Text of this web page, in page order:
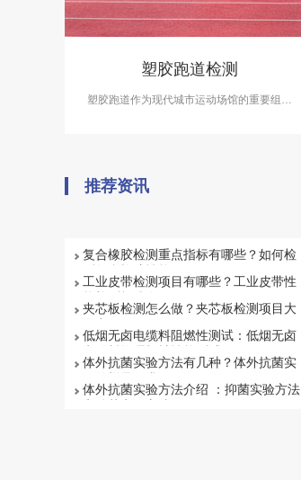
塑胶跑道检测
塑胶跑道作为现代城市运动场馆的重要组成
推荐资讯
复合橡胶检测重点指标有哪些？如何检
工业皮带检测项目有哪些？工业皮带性
夹芯板检测怎么做？夹芯板检测项目大
低烟无卤电缆料阻燃性测试：低烟无卤
体外抗菌实验方法有几种？体外抗菌实
体外抗菌实验方法介绍 ：抑菌实验方法